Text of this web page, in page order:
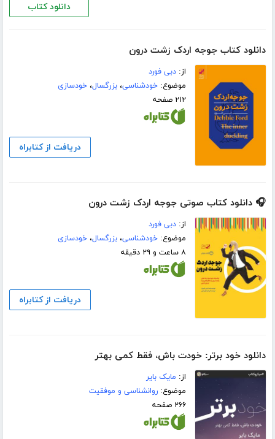
دانلود کتاب
دانلود کتاب جوجه اردک زشت درون
از:دبی فورد
موضوع:خودشناسی،بزرگسال،خودسازی
۲۱۲ صفحه
دریافت از کتابراه
🎧 دانلود کتاب صوتی جوجه اردک زشت درون
از:دبی فورد
موضوع:خودشناسی،بزرگسال،خودسازی
۸ ساعت و ۲۹ دقیقه
دریافت از کتابراه
دانلود خود برتر: خودت باش، فقط کمی بهتر
از: مایک بایر
موضوع:روانشناسی و موفقیت
۲۶۶ صفحه